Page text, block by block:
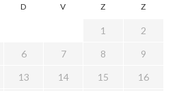
D V Z Z
1
2
6 7 8
9
13 14 15
16